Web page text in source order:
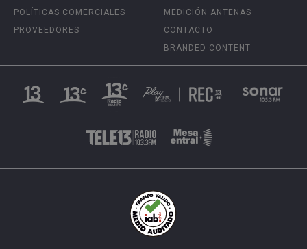
POLÍTICAS COMERCIALES
PROVEEDORES
MEDICIÓN ANTENAS
CONTACTO
BRANDED CONTENT